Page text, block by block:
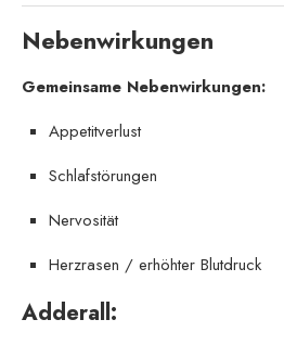
Nebenwirkungen
Gemeinsame Nebenwirkungen:
Appetitverlust
Schlafstörungen
Nervosität
Herzrasen / erhöhter Blutdruck
Adderall: